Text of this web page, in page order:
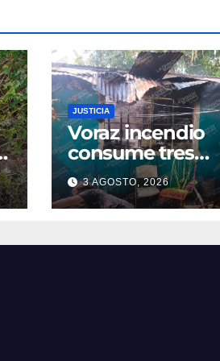
JUSTICIA
Voraz incendio
consume tres
cuartos de una
vivienda en la
colonia Manuel
3 AGOSTO, 2026